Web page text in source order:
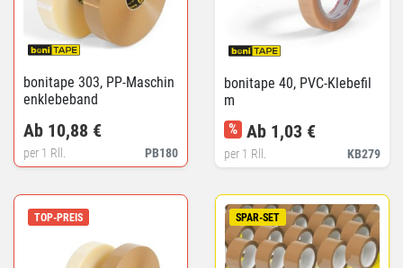
bonitape 303, PP-Maschin
enklebeband
PB180
Ab 10,88 €
per 1 Rll.
bonitape 40, PVC-Klebefil
m
KB279
% Ab 1,03 €
per 1 Rll.
TOP-PREIS SPAR-SET